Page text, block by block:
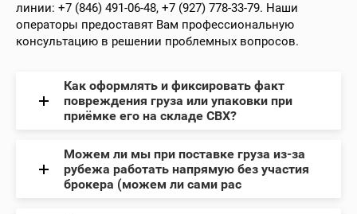
линии: +7 (846) 491-06-48, +7 (927) 778-33-79. Наши
операторы предоставят Вам профессиональную
консультацию в решении проблемных вопросов.
Как оформлять и фиксировать факт
повреждения груза или упаковки при
приёмке его на складе СВХ?
Можем ли мы при поставке груза из-за
рубежа работать напрямую без участия
брокера (можем ли сами рас